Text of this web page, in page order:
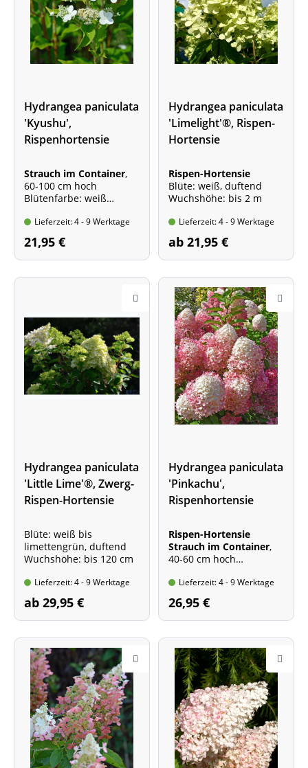
Hydrangea paniculata
'Kyushu',
Rispenhortensie
Strauch im Container,
60-100 cm hoch
Blütenfarbe: weiß
Lieferzeit: 4 - 9 Werktage
21,95 €
Hydrangea paniculata
'Limelight'®, Rispen-
Hortensie
Rispen-Hortensie
Blüte: weiß, duftend
Wuchshöhe: bis 2 m
Lieferzeit: 4 - 9 Werktage
ab 21,95 €
Hydrangea paniculata
'Little Lime'®, Zwerg-
Rispen-Hortensie
Blüte: weiß bis
limettengrün, duftend
Wuchshöhe: bis 120 cm
Lieferzeit: 4 - 9 Werktage
ab 29,95 €
Hydrangea paniculata
'Pinkachu',
Rispenhortensie
Rispen-Hortensie
Strauch im Container,
40-60 cm hoch
weiß, dann rosa
Wuchshöhe: bis 1,5 m
Lieferzeit: 4 - 9 Werktage
26,95 €